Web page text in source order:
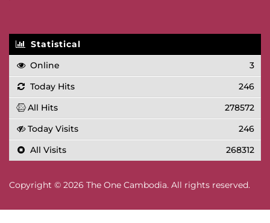
Statistical
Online
3
Today Hits
246
All Hits
278572
Today Visits
246
All Visits
268312
Copyright © 2026 The One Cambodia. All rights reserved.